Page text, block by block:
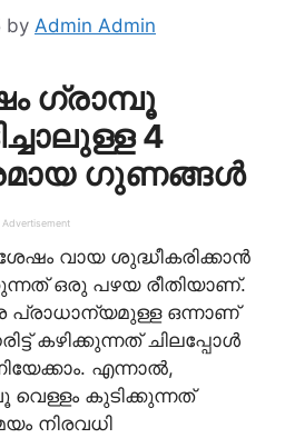
by Admin Admin
ഗ്രാമ്പൂ
4
ഗുണങ്ങൾ
Advertisement
വായ ശുദ്ധീകരിക്കാൻ
ഒരു പഴയ രീതിയാണ്.
പ്രാധാന്യമുള്ള ഒന്നാണ്
കഴിക്കുന്നത് ചിലപ്പോൾ
എന്നാൽ,
കുടിക്കുന്നത്
നിരവധി